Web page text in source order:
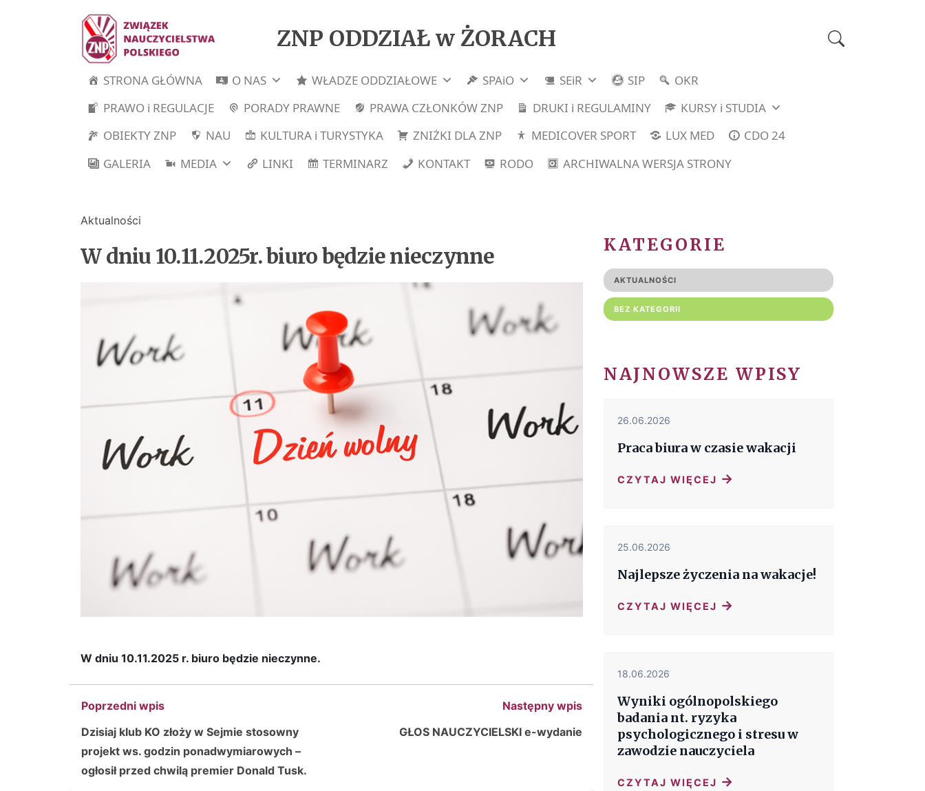
ZNP ODDZIAŁ w ŻORACH
STRONA GŁÓWNA O NAS WŁADZE ODDZIAŁOWE SPAiO SEiR SIP
OKR
PRAWO i REGULACJE
PORADY PRAWNE PRAWA CZŁONKÓW ZNP DRUKI i REGULAMINY
KURSY i STUDIA
OBIEKTY ZNP
NAU KULTURA i TURYSTYKA ZNIŻKI DLA ZNP MEDICOVER SPORT LUX MED
CDO 24
GALERIA
MEDIA LINKI TERMINARZ KONTAKT RODO ARCHIWALNA WERSJA STRONY
Aktualności
W dniu 10.11.2025r. biuro będzie nieczynne
W dniu 10.11.2025 r. biuro będzie nieczynne.
Poprzedni wpis
Dzisiaj klub KO złoży w Sejmie stosowny
projekt ws. godzin ponadwymiarowych –
ogłosił przed chwilą premier Donald Tusk.
Następny wpis
GŁOS NAUCZYCIELSKI e-wydanie
KATEGORIE
AKTUALNOŚCI
BEZ KATEGORII
NAJNOWSZE WPISY
26.06.2026
Praca biura w czasie wakacji
CZYTAJ WIĘCEJ →
25.06.2026
Najlepsze życzenia na wakacje!
CZYTAJ WIĘCEJ →
18.06.2026
Wyniki ogólnopolskiego
badania nt. ryzyka
psychologicznego i stresu w
zawodzie nauczyciela
CZYTAJ WIĘCEJ →